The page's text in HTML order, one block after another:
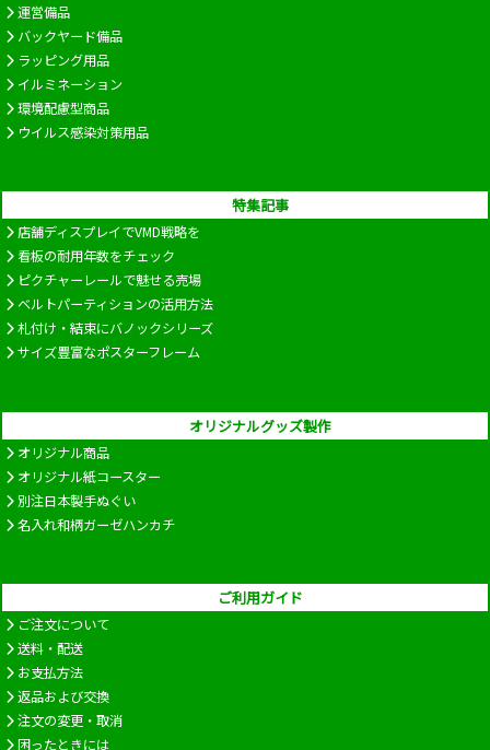
運営備品
バックヤード備品
ラッピング用品
イルミネーション
環境配慮型商品
ウイルス感染対策用品
特集記事
店舗ディスプレイでVMD戦略を
看板の耐用年数をチェック
ピクチャーレールで魅せる売場
ベルトパーティションの活用方法
札付け・結束にバノックシリーズ
サイズ豊富なポスターフレーム
オリジナルグッズ製作
オリジナル商品
オリジナル紙コースター
別注日本製手ぬぐい
名入れ和柄ガーゼハンカチ
ご利用ガイド
ご注文について
送料・配送
お支払方法
返品および交換
注文の変更・取消
困ったときには